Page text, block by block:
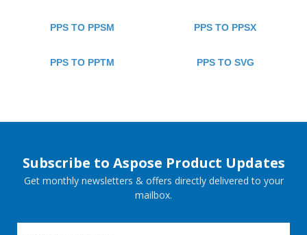
PPS TO PPSM PPS TO PPSX
PPS TO PPTM PPS TO SVG
Subscribe to Aspose Product Updates
Get monthly newsletters & offers directly delivered to your
mailbox.